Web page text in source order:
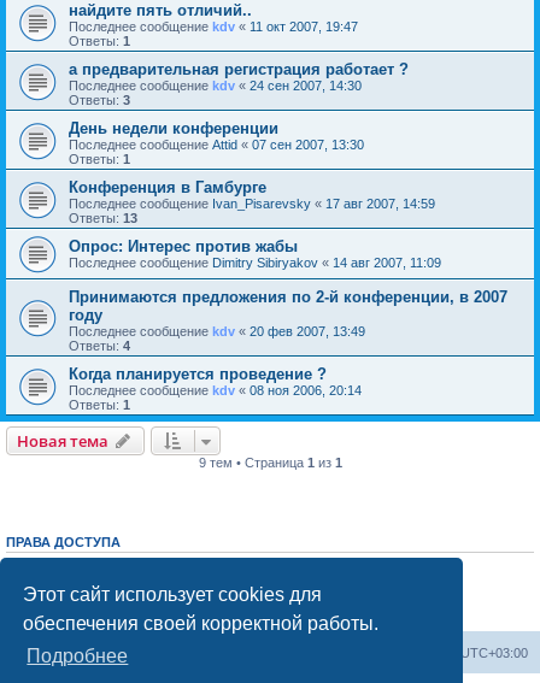
Этот сайт использует cookies для
обеспечения своей корректной работы.
Подробнее
найдите пять отличий..
Последнее сообщение kdv « 11 окт 2007, 19:47
Ответы: 1
а предварительная регистрация работает ?
Последнее сообщение kdv « 24 сен 2007, 14:30
Ответы: 3
День недели конференции
Последнее сообщение Attid « 07 сен 2007, 13:30
Ответы: 1
Конференция в Гамбурге
Последнее сообщение Ivan_Pisarevsky « 17 авг 2007, 14:59
Ответы: 13
Опрос: Интерес против жабы
Последнее сообщение Dimitry Sibiryakov « 14 авг 2007, 11:09
Принимаются предложения по 2-й конференции, в 2007
году
Последнее сообщение kdv « 20 фев 2007, 13:49
Ответы: 4
Когда планируется проведение ?
Последнее сообщение kdv « 08 ноя 2006, 20:14
Ответы: 1
Новая тема
9 тем • Страница 1 из 1
ПРАВА ДОСТУПА
Выне можетередактировать свои сообщения
не можете удалять свои сообщения
Список форумов UTC+03:00